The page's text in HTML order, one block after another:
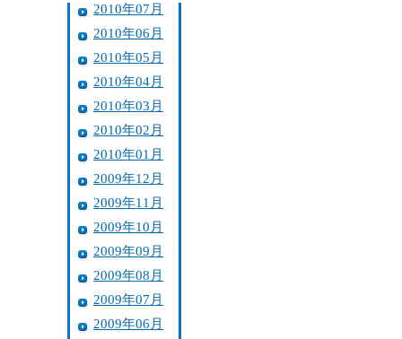
2010年07月
2010年06月
2010年05月
2010年04月
2010年03月
2010年02月
2010年01月
2009年12月
2009年11月
2009年10月
2009年09月
2009年08月
2009年07月
2009年06月